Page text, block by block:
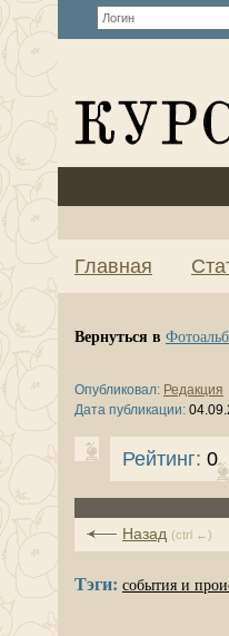
Главная
Вернуться в
Опубликовал: Редакция
Дата публикации:
Рейтинг: 0
Назад (ctrl ←)
Тэги: события и